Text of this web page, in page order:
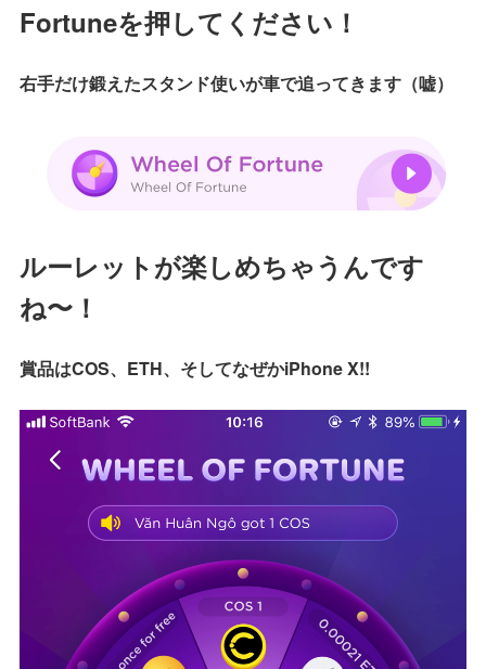
Fortuneを押してください！
右手だけ鍛えたスタンド使いが車で追ってきます（嘘）
ルーレットが楽しめちゃうんです
ね〜！
賞品はCOS、ETH、そしてなぜかiPhone X!!